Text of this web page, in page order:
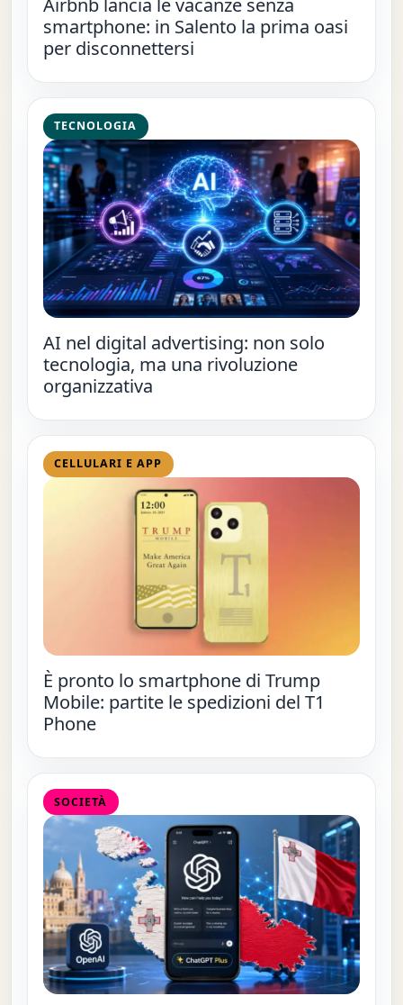
Airbnb lancia le vacanze senza
smartphone: in Salento la prima oasi
per disconnettersi
TECNOLOGIA
AI nel digital advertising: non solo
tecnologia, ma una rivoluzione
organizzativa
CELLULARI E APP
È pronto lo smartphone di Trump
Mobile: partite le spedizioni del T1
Phone
SOCIETÀ